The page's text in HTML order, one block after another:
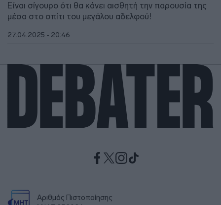
Είναι σίγουρο ότι θα κάνει αισθητή την παρουσία της
μέσα στο σπίτι του μεγάλου αδελφού!
27.04.2025 - 20:46
Αριθμός Πιστοποίησης